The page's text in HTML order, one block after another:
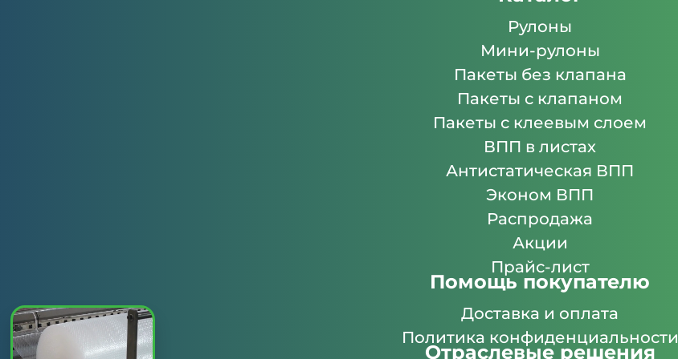
Рулоны
Мини-рулоны
Пакеты без клапана
Пакеты с клапаном
Пакеты с клеевым слоем
ВПП в листах
Антистатическая ВПП
Эконом ВПП
Распродажа
Акции
Прайс-лист
Помощь покупателю
Доставка и оплата
Политика конфиденциальности
Отраслевые решения